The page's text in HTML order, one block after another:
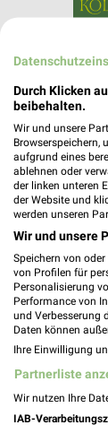
Durch Klicken
beibehalten.
Wir und unsere
Browserspeichern,
aufgrund eines
ablehnen oder
der linken unteren
der Website und
werden unseren
Wir und unsere
Speichern von
von Profilen für
Personalisierung
Performance von
und Verbesserung
Daten können
Ihre Einwilligung
Partnerliste
Wir nutzen Ihre
IAB-